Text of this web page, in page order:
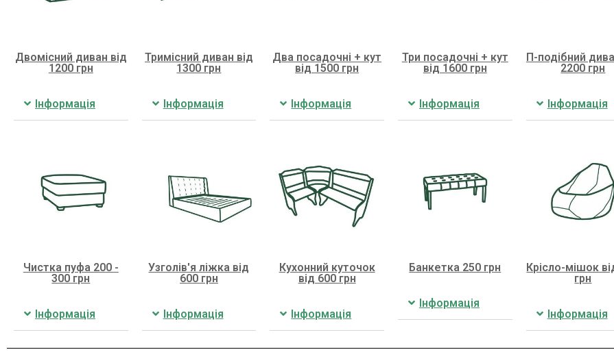
Двомісний диван від
1200 грн
Інформація
Тримісний диван від
1300 грн
Інформація
Два посадочні + кут
від 1500 грн
Інформація
Три посадочні + кут
від 1600 грн
Інформація
П-подібний
2200 грн
Інформація
Чистка пуфа 200 -
300 грн
Інформація
Узголів'я ліжка від
600 грн
Інформація
Кухонний куточок
від 600 грн
Інформація
Банкетка 250 грн
Інформація
Крісло-мішок
грн
Інформація